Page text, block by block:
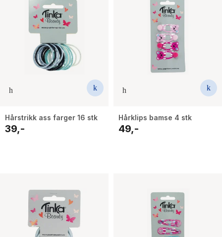
Hårstrikk ass farger 16 stk
39,-
Hårklips bamse 4 stk
49,-